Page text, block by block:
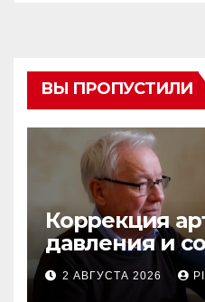
ВЫ ПРОПУСТИЛИ
Коррекция
давления и
сосудов в
инсульта
2 АВГУСТА 2026